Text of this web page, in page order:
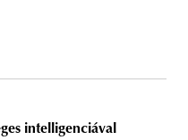
intelligenciával